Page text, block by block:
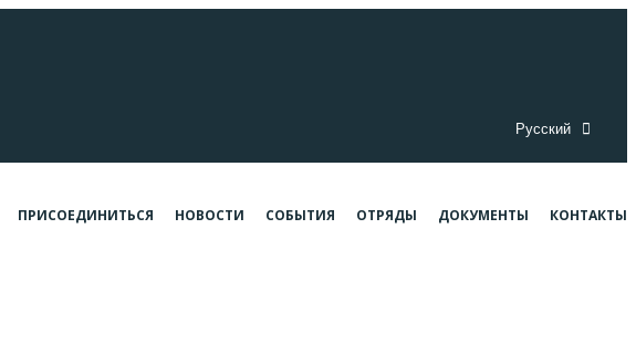
Русский
ПРИСОЕДИНИТЬСЯ НОВОСТИ СОБЫТИЯ ОТРЯДЫ ДОКУМЕНТЫ КОНТАКТЫ